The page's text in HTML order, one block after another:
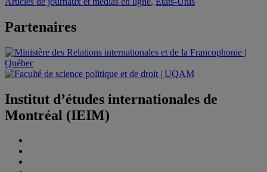
Partenaires
Institut d’études internationales de
Montréal (IEIM)